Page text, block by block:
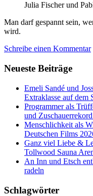
Julia Fischer und
Man darf gespannt sein,
wird.
Schreibe einen Kommentar
Neueste Beiträge
Emeli Sandé und
Extraklasse auf dem
Programmer als
und
Menschlichkeit als
Deutschen Films
Ganz viel Liebe &
Tollwood Sauna
An Inn und Etsch
radeln
Schlagwörter